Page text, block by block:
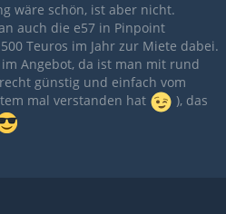
wäre schön, ist aber nicht.
auch die e57 in Pinpoint
Teuros im Jahr zur Miete dabei.
Angebot, da ist man mit rund
günstig und einfach vom
mal verstanden hat
), das